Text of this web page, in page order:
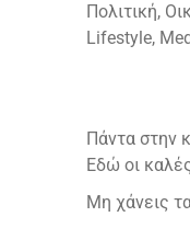
Πολιτική,
Lifestyle,
Πάντα στην
Εδώ οι
Μη χάνεις